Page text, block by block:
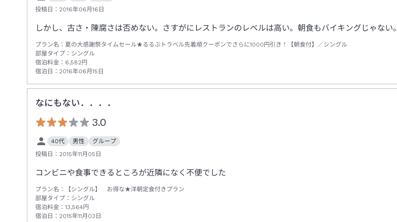
投稿日： 2016年06月16日
しかし、古さ・陳腐さは否めない。さすがにレストランのレベルは高い。朝食もバイキングじゃない。
プラン名： 夏の大感謝祭タイムセール★るるぶトラベル先着順クーポンでさらに1000円引き！【朝食付】／シングル
部屋タイプ： シングル
宿泊料金： 6,582円
宿泊日： 2016年06月15日
なにもない．．．．
3.0
40代 男性
グループ
投稿日： 2015年11月05日
コンビニや食事できるところが近隣になく不便でした
プラン名：
【シングル】 お得な★洋朝定食付きプラン
部屋タイプ： シングル
宿泊料金： 13,564円
宿泊日： 2015年11月03日